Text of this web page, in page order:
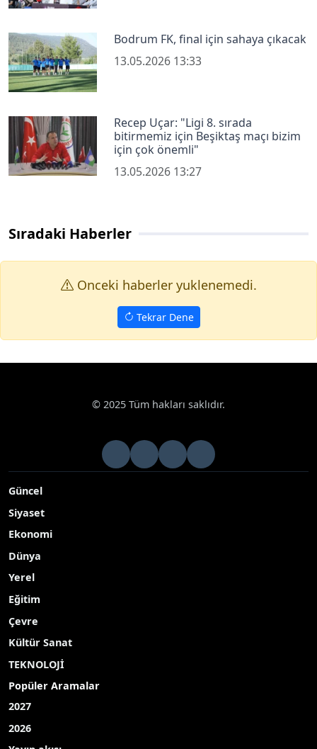
Bodrum FK, final için sahaya çıkacak
13.05.2026 13:33
Recep Uçar: "Ligi 8. sırada
bitirmemiz için Beşiktaş maçı bizim
için çok önemli"
13.05.2026 13:27
Sıradaki Haberler
Onceki haberler yuklenemedi.
Tekrar Dene
© 2025 Tüm hakları saklıdır.
Güncel
Siyaset
Ekonomi
Dünya
Yerel
Eğitim
Çevre
Kültür Sanat
TEKNOLOJİ
Popüler Aramalar
2027
2026